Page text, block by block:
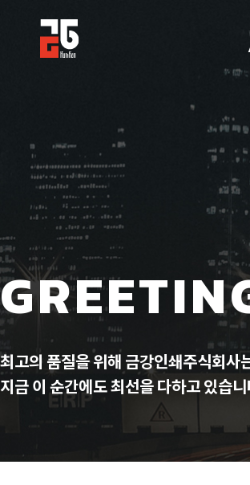
최고의 품질을 위해 금강인쇄주식회사
지금 이 순간에도 최선을 다하고 있습